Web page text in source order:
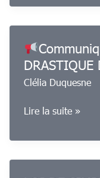
L’ADEME
lance
Parcours
Économies
d’Énergie,
dispositif
aux
DRASTIQUE
Clélia Duquesne
de
presse
Lire la suite »